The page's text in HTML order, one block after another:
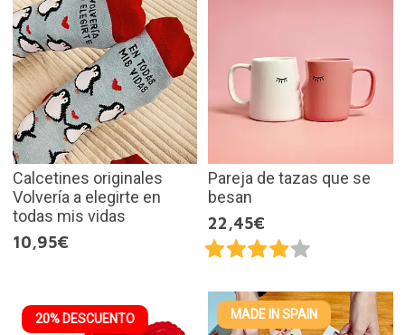
Calcetines originales
Volvería a elegirte en
todas mis vidas
10,95€
Pareja de tazas que se
besan
22,45€
20% DESCUENTO MADE IN SPAIN